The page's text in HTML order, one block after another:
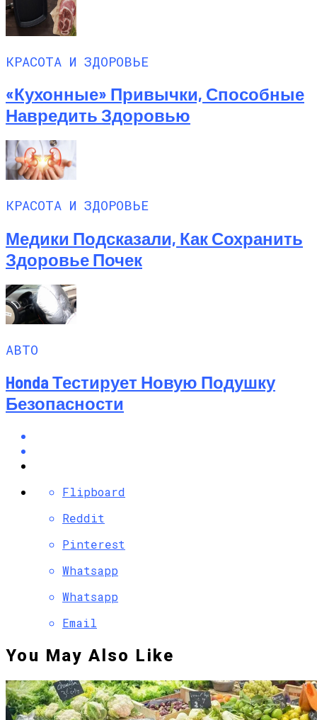
КРАСОТА И ЗДОРОВЬЕ
«Кухонные» Привычки, Способные
Навредить Здоровью
КРАСОТА И ЗДОРОВЬЕ
Медики Подсказали, Как Сохранить
Здоровье Почек
АВТО
Honda Тестирует Новую Подушку
Безопасности
Flipboard
Reddit
Pinterest
Whatsapp
Whatsapp
Email
You May Also Like